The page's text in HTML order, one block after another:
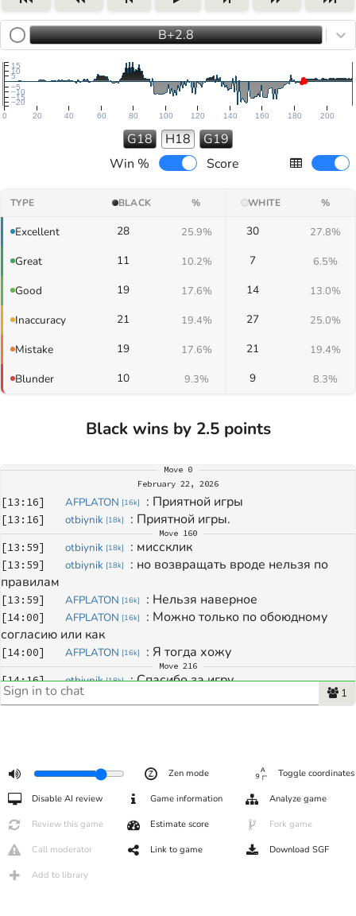
B+2.8
0 20 40 60 80 100 120 140 160 180 200
−20
−15
−10
−5
5
10
15
G18 H18
G19
Win %
Score
TYPE BLACK % WHITE %
Excellent 28 25.9% 30 27.8%
Great 11 10.2% 7 6.5%
Good 19 17.6% 14 13.0%
Inaccuracy 21 19.4% 27 25.0%
Mistake 19 17.6% 21 19.4%
Blunder 10 9.3% 9 8.3%
Black wins by 2.5 points
Move 0
February 22, 2026
[13:16] AFPLATON [16k] : Приятной игры
[13:16] otbiynik [18k] : Приятной игры.
Move 160
[13:59] otbiynik [18k] : миссклик
[13:59] otbiynik [18k] : но возвращать вроде нельзя по
правилам
[13:59] AFPLATON [16k] : Нельзя наверное
[14:00] AFPLATON [16k] : Можно только по обоюдному
согласию или как
[14:00] AFPLATON [16k] : Я тогда хожу
Move 216
[14:16] otbiynik [18k] : Спасибо за игру.
[14:16] otbiynik
14:16] otbiynik Взаимно
otbiynik удачи в следующих турах!
1
Zen mode Toggle coordinates
Disable AI review Game information Analyze game
Review this game Estimate score Fork game
Call moderator Link to game Download SGF
Add to library